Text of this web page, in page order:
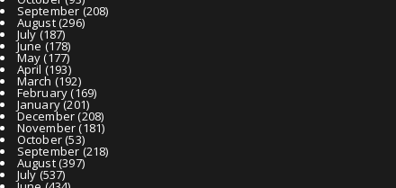
September(208)
August(296)
July(187)
June(178)
May(177)
April (193)
March (192)
February(169)
January(201)
December(208)
November(181)
October(53)
September(218)
August(397)
July(537)